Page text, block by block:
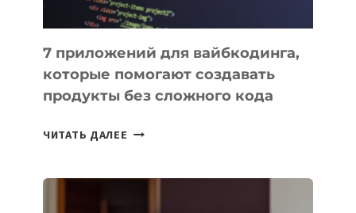
7 приложений для вайбкодинга,
которые помогают создавать
продукты без сложного кода
ЧИТАТЬ ДАЛЕЕ